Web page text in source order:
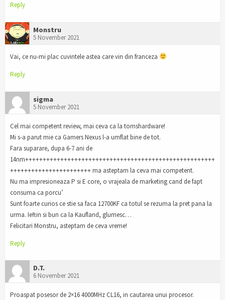
Reply
Monstru
5 November 2021
Vai, ce nu-mi plac cuvintele astea care vin din franceza
Reply
sigma
5 November 2021
Cel mai competent review, mai ceva ca la tomshardware!
Mi s-a parut mie ca Gamers Nexus l-a umflat bine de tot.
Fara suparare, dupa 6-7 ani de
14nm++++++++++++++++++++++++++++++++++++++++++++++++++++++
+++++++++++++++++++++++ ma asteptam la ceva mai competent.
Nu ma impresioneaza P si E core, o vrajeala de marketing cand de fapt
consuma ca porcu’
Sunt foarte curios ce stie sa faca 12700KF ca totul se rezuma la pret pana la
urma. Ieftin si bun ca la Kaufland, glumesc…
Felicitari Monstru, asteptam de ceva vreme!
Reply
D.T.
6 November 2021
Proaspat posesor de 2×16 4000MHz CL16, in cautarea unui procesor.